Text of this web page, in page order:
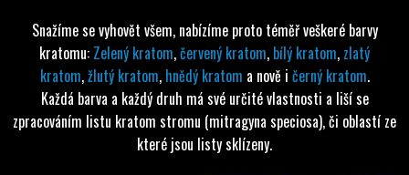
Snažíme se vyhovět všem, nabízíme proto téměř veškeré barvy
kratomu: Zelený kratom,červený kratom, bílý kratom, zlatý
kratom,žlutý kratom, hnědý kratom a nově i černý kratom.
Každá barva a každý druh má své určité vlastnosti a liší se
zpracováním listu kratom stromu (mitragyna speciosa), či oblastí ze
které jsou listy sklízeny.